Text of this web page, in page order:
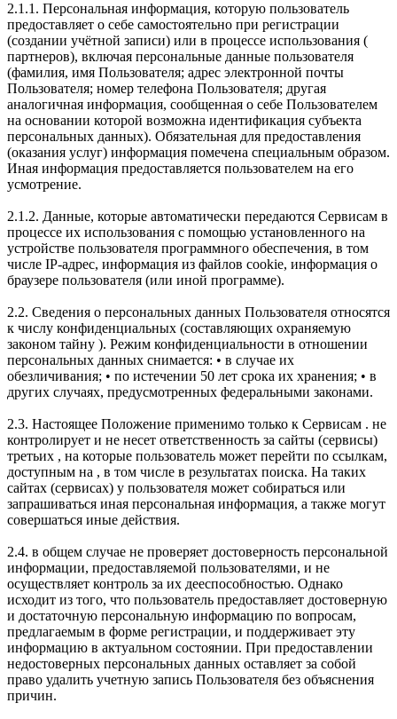
2.1.1. Персональная информация, которую пользователь
предоставляет о себе самостоятельно при регистрации
(создании учётной записи) или в процессе использования (
партнеров), включая персональные данные пользователя
(фамилия, имя Пользователя; адрес электронной почты
Пользователя; номер телефона Пользователя; другая
аналогичная информация, сообщенная о себе Пользователем
на основании которой возможна идентификация субъекта
персональных данных). Обязательная для предоставления
(оказания услуг) информация помечена специальным образом.
Иная информация предоставляется пользователем на его
усмотрение.
2.1.2. Данные, которые автоматически передаются Сервисам в
процессе их использования с помощью установленного на
устройстве пользователя программного обеспечения, в том
числе IP-адрес, информация из файлов cookie, информация о
браузере пользователя (или иной программе).
2.2. Сведения о персональных данных Пользователя относятся
к числу конфиденциальных (составляющих охраняемую
законом тайну ). Режим конфиденциальности в отношении
персональных данных снимается: • в случае их
обезличивания; • по истечении 50 лет срока их хранения; • в
других случаях, предусмотренных федеральными законами.
2.3. Настоящее Положение применимо только к Сервисам . не
контролирует и не несет ответственность за сайты (сервисы)
третьих , на которые пользователь может перейти по ссылкам,
доступным на , в том числе в результатах поиска. На таких
сайтах (сервисах) у пользователя может собираться или
запрашиваться иная персональная информация, а также могут
совершаться иные действия.
2.4. в общем случае не проверяет достоверность персональной
информации, предоставляемой пользователями, и не
осуществляет контроль за их дееспособностью. Однако
исходит из того, что пользователь предоставляет достоверную
и достаточную персональную информацию по вопросам,
предлагаемым в форме регистрации, и поддерживает эту
информацию в актуальном состоянии. При предоставлении
недостоверных персональных данных оставляет за собой
право удалить учетную запись Пользователя без объяснения
причин.